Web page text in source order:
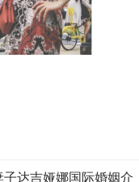
达吉娅娜国际婚姻介